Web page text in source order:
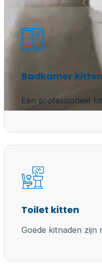
Badkamer
Een professionele
Toilet kitten
Goede kitnaden